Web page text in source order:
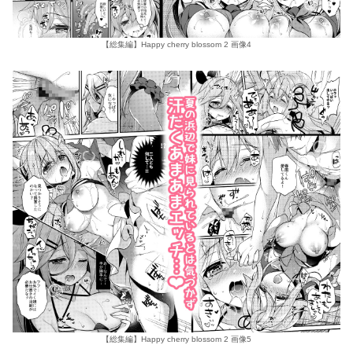
【総集編】Happy cherry blossom 2 画像4
【総集編】Happy cherry blossom 2 画像5